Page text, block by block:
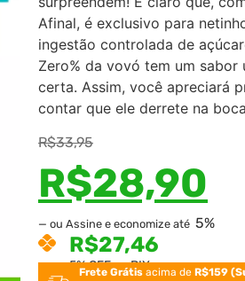
em
avaliações
de clientes
Afinal, é exclusivo para
ingestão controlada de
Zero% da vovó tem um
certa. Assim, você apreciará
contar que ele derrete na
R$33,95
R$28,90
— ou Assine e economize até 5%
R$27,46
5% OFF no PIX
Frete Grátis acima deR$159